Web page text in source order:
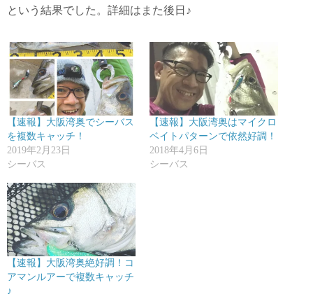
という結果でした。詳細はまた後日♪
【速報】大阪湾奥でシーバス
を複数キャッチ！
2019年2月23日
シーバス
【速報】大阪湾奥はマイクロ
ベイトパターンで依然好調！
2018年4月6日
シーバス
【速報】大阪湾奥絶好調！コ
アマンルアーで複数キャッチ
♪